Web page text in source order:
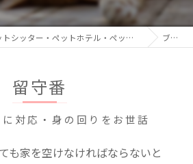
大阪市・兵庫県のペットシッター・ペットホテル・ペットリラクゼーション ぷにゅ ブログ
留守番
対応・身の回りをお世話
も家を空けなければならないと